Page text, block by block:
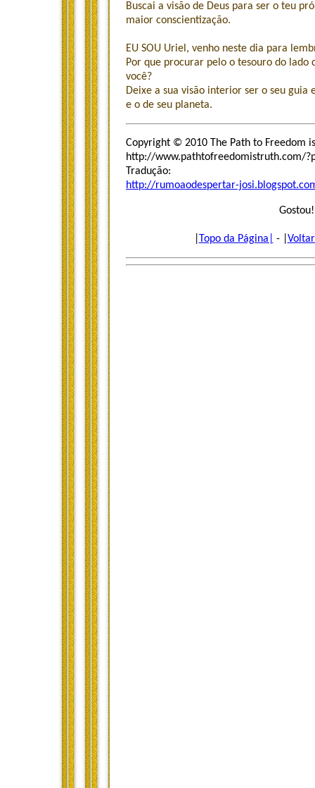
Buscai a visão de Deus para ser o teu
maior conscientização.
EU SOU Uriel, venho neste dia para
Por que procurar pelo o tesouro do
você?
Deixe a sua visão interior ser o seu guia
e o de seu planeta.
Copyright © 2010 The Path to Freedom
http://www.pathtofreedomistruth.com/
Tradução:
http://rumoaodespertar-
Topo da Página| - |